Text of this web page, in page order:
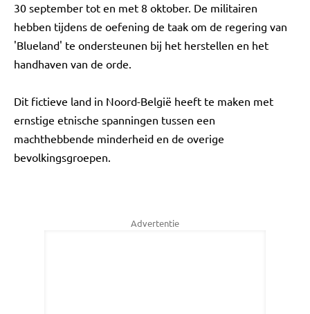
30 september tot en met 8 oktober. De militairen
hebben tijdens de oefening de taak om de regering van
'Blueland' te ondersteunen bij het herstellen en het
handhaven van de orde.
Dit fictieve land in Noord-België heeft te maken met
ernstige etnische spanningen tussen een
machthebbende minderheid en de overige
bevolkingsgroepen.
Advertentie